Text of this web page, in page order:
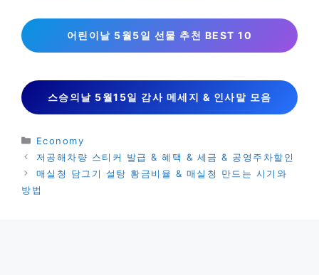
어린이날 5월5일 선물 추천 BEST 10
스승의날 5월15일 감사 메세지 & 인사말 모음
카
테
고
리
Economy
저공해차량 스티커 발급 & 혜택 & 세금 & 공영주차할인
매실청 담그기 설탕 황금비율 & 매실청 만드는 시기와
방법